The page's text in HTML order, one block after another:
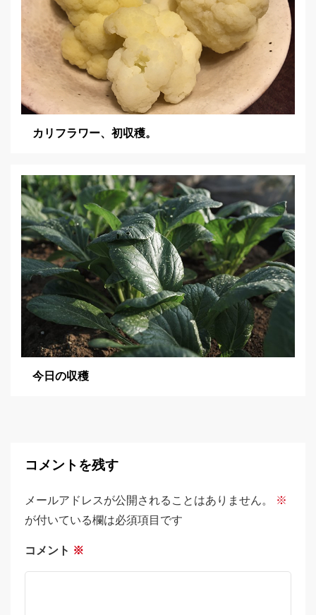
カリフラワー、初収穫。
今日の収穫
コメントを残す
メールアドレスが公開されることはありません。
※
が付いている欄は必須項目です
コメント ※